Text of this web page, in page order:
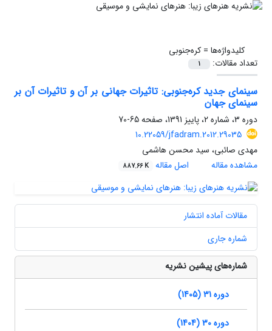
کلیدواژه‌ها =کره‌جنوبی
تعداد مقالات:
1
سینمای جدید کره‌جنوبی: تاثیرات جهانی بر آن و تاثیرات آن بر
سینمای جهان
دوره 3، شماره 2، پاییز 1391، صفحه
65-70
10.22059/jfadram.2012.29035
مهدی صائبی، سید محسن هاشمی
مشاهده مقاله
اصل مقاله 887.66 K
مقالات آماده انتشار
شماره جاری
شماره‌های پیشین نشریه
دوره 31 (1405)
دوره 30 (1404)